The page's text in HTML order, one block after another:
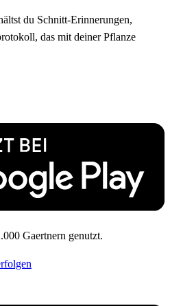
du Schnitt-Erinnerungen,
das mit deiner Pflanze
Gaertnern genutzt.